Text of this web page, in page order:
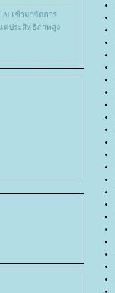
เข้ามาจัดการ
ต่ประสิทธิภาพสูง